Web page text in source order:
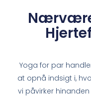
Yoga for par
at opnå indsigt i,
vi påvirker